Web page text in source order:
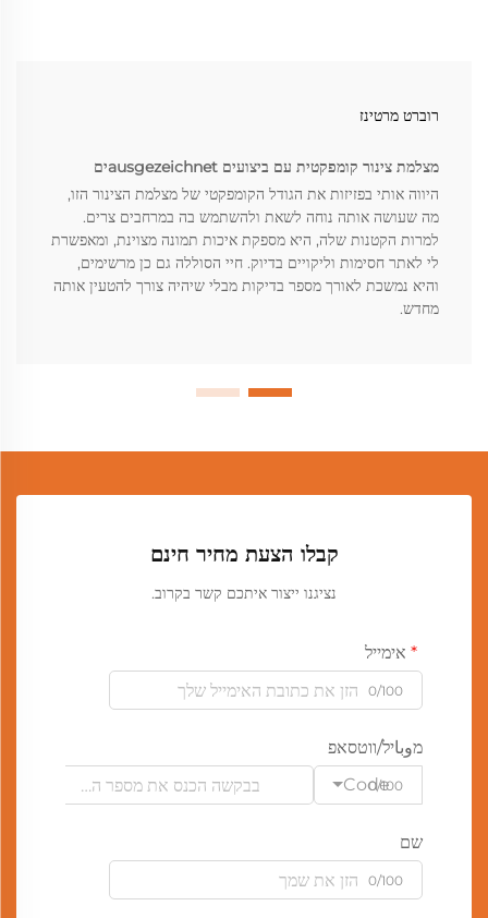
רוברט מרטינז
מצלמת צינור קומפקטית עם ביצועים ausgezeichnetים
היווה אותי בפזיזות את הגודל הקומפקטי של מצלמת הצינור הזו,
מה שעושה אותה נוחה לשאת ולהשתמש בה במרחבים צרים.
למרות הקטנות שלה, היא מספקת איכות תמונה מצוינת, ומאפשרת
לי לאתר חסימות וליקויים בדיוק. חיי הסוללה גם כן מרשימים,
והיא נמשכת לאורך מספר בדיקות מבלי שיהיה צורך להטעין אותה
מחדש.
קבלו הצעת מחיר חינם
נציגנו ייצור איתכם קשר בקרוב.
אימייל
0/100
מوباיל/ווטסאפ
Code
0/100
שם
0/100